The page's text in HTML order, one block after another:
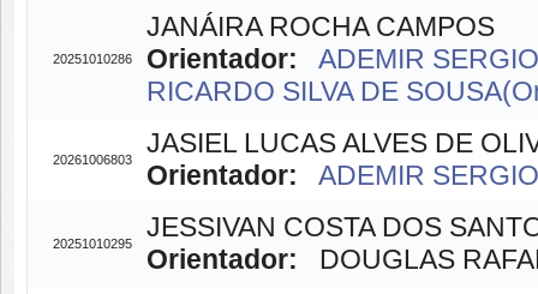
20251010286
JANÁIRA ROCHA CAMPOS
Orientador:
ADEMIR
RICARDO SILVA DE
20261006803
JASIEL LUCAS ALVES DE
Orientador:
ADEMIR
20251010295
JESSIVAN COSTA DOS
Orientador: DOUGLAS